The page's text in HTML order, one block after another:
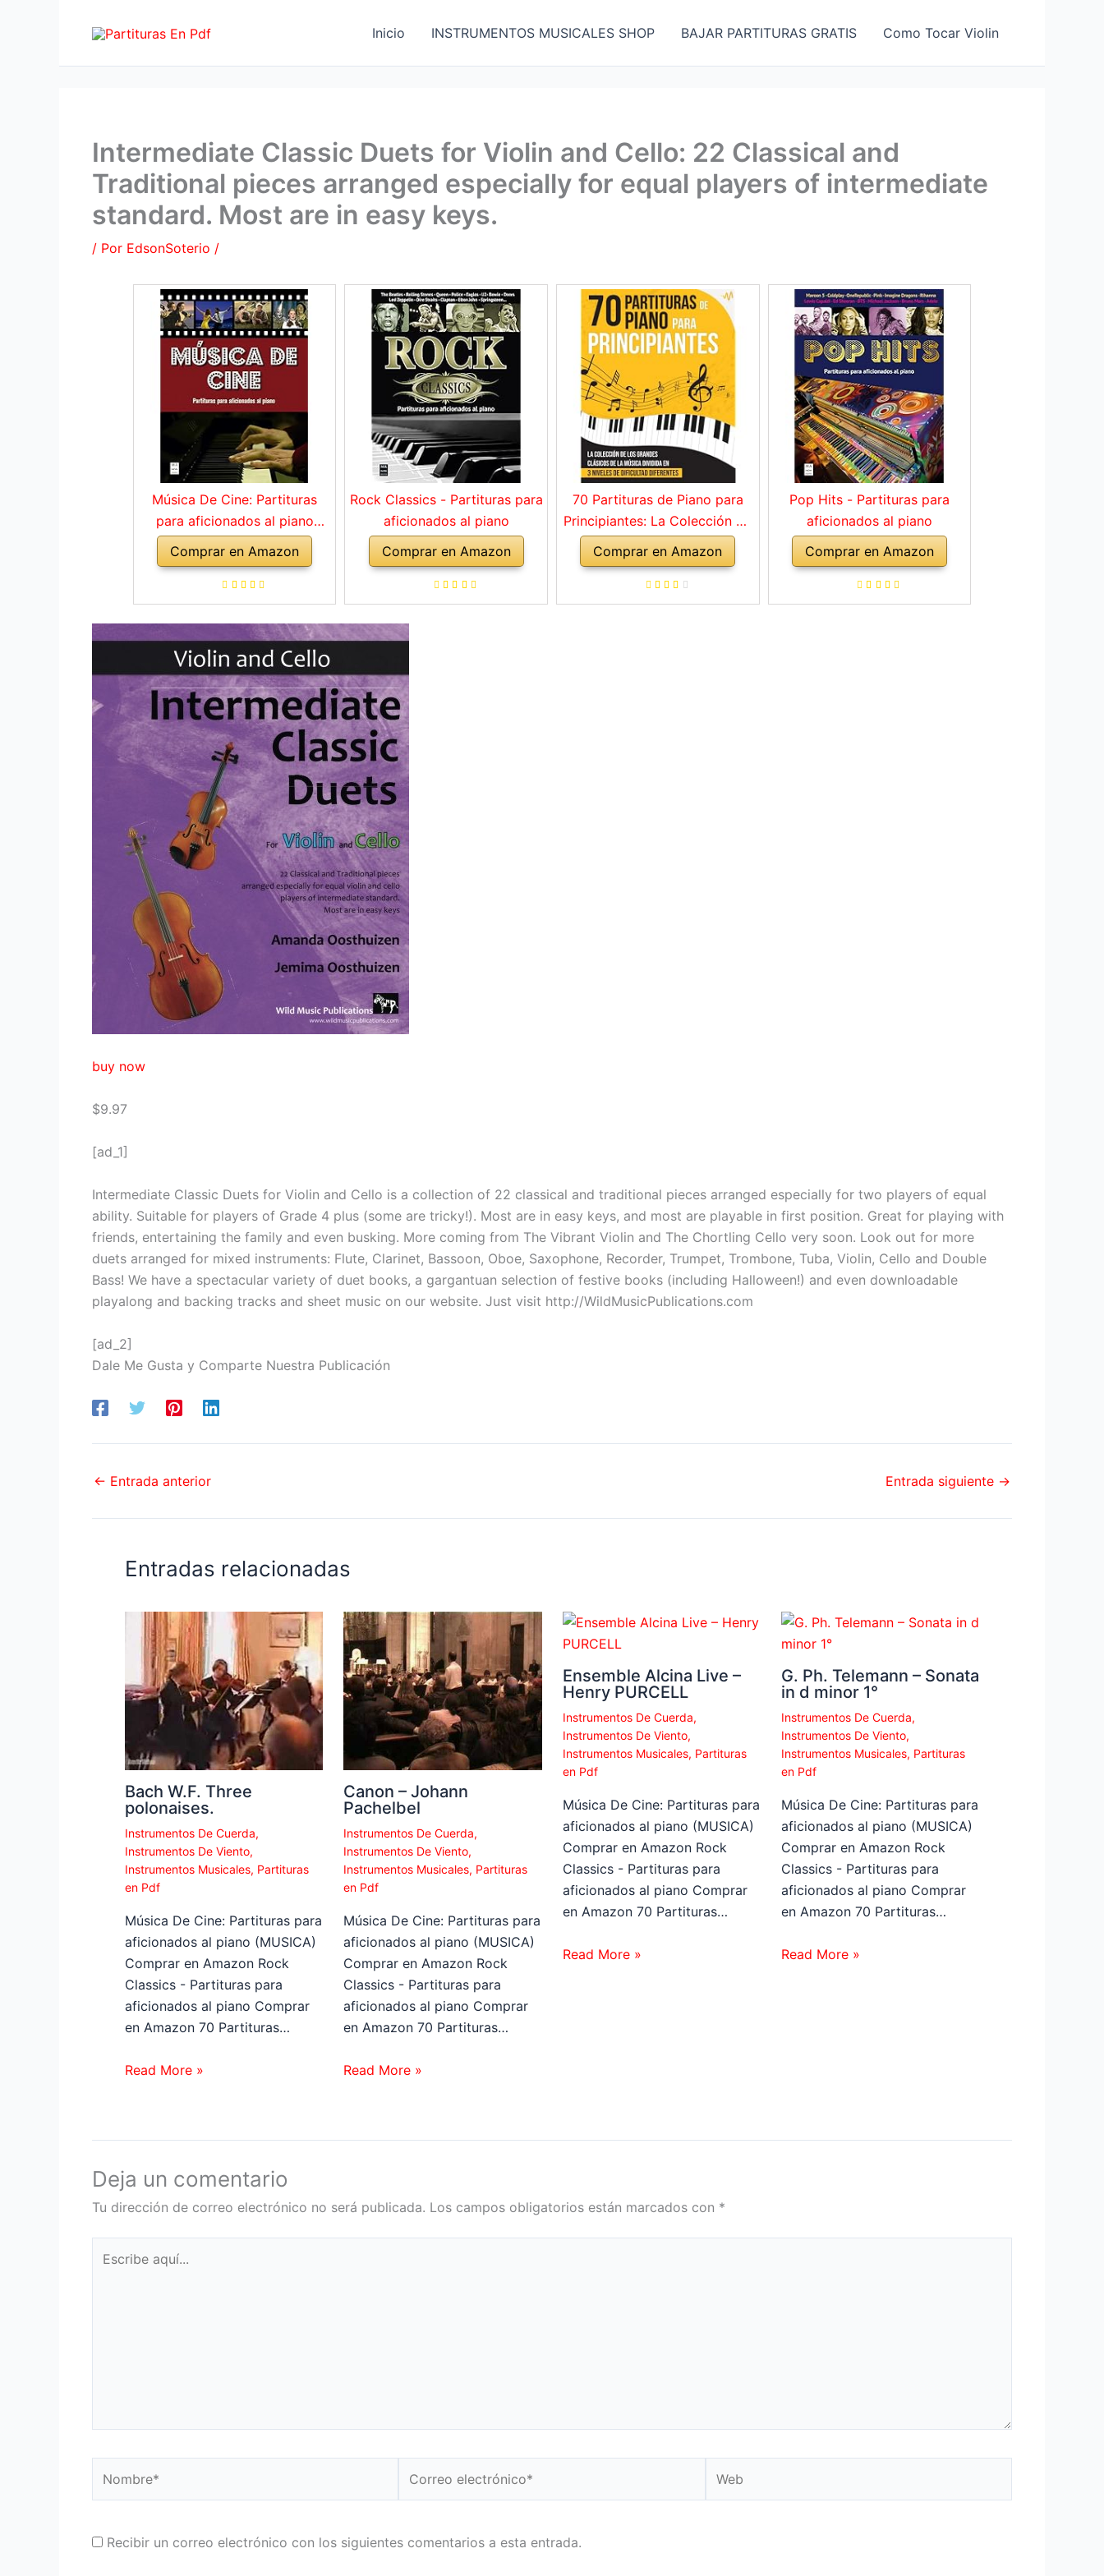
Inicio INSTRUMENTOS MUSICALES SHOP BAJAR PARTITURAS GRATIS Como Tocar Violin
Intermediate Classic Duets for Violin and Cello: 22 Classical and
Traditional pieces arranged especially for equal players of intermediate
standard. Most are in easy keys.
/ Por EdsonSoterio /
Música De Cine: Partituras
para aficionados al piano
(MUSICA)
Comprar en Amazon
Rock Classics - Partituras para
aficionados al piano
Comprar en Amazon
70 Partituras de Piano para
Principiantes: La Colección de
los Grandes Clásicos de la
Música dividida en 3 Niveles
de dificultad diferentes
Comprar en Amazon
Pop Hits - Partituras para
aficionados al piano
Comprar en Amazon
buy now
$9.97
[ad_1]
Intermediate Classic Duets for Violin and Cello is a collection of 22 classical and traditional pieces arranged especially for two players of equal
ability. Suitable for players of Grade 4 plus (some are tricky!). Most are in easy keys, and most are playable in first position. Great for playing with
friends, entertaining the family and even busking. More coming from The Vibrant Violin and The Chortling Cello very soon. Look out for more
duets arranged for mixed instruments: Flute, Clarinet, Bassoon, Oboe, Saxophone, Recorder, Trumpet, Trombone, Tuba, Violin, Cello and Double
Bass! We have a spectacular variety of duet books, a gargantuan selection of festive books (including Halloween!) and even downloadable
playalong and backing tracks and sheet music on our website. Just visit http://WildMusicPublications.com
[ad_2]
Dale Me Gusta y Comparte Nuestra Publicación
← Entrada anterior Entrada siguiente →
Entradas relacionadas
Bach W.F. Three
polonaises.
Instrumentos De Cuerda,
Instrumentos De Viento,
Instrumentos Musicales, Partituras
en Pdf
Música De Cine: Partituras para
aficionados al piano (MUSICA)
Comprar en Amazon Rock
Classics - Partituras para
aficionados al piano Comprar
en Amazon 70 Partituras…
Read More »
Canon – Johann
Pachelbel
Instrumentos De Cuerda,
Instrumentos De Viento,
Instrumentos Musicales, Partituras
en Pdf
Música De Cine: Partituras para
aficionados al piano (MUSICA)
Comprar en Amazon Rock
Classics - Partituras para
aficionados al piano Comprar
en Amazon 70 Partituras…
Read More »
Ensemble Alcina Live –
Henry PURCELL
Instrumentos De Cuerda,
Instrumentos De Viento,
Instrumentos Musicales, Partituras
en Pdf
Música De Cine: Partituras para
aficionados al piano (MUSICA)
Comprar en Amazon Rock
Classics - Partituras para
aficionados al piano Comprar
en Amazon 70 Partituras…
Read More »
G. Ph. Telemann – Sonata
in d minor 1°
Instrumentos De Cuerda,
Instrumentos De Viento,
Instrumentos Musicales, Partituras
en Pdf
Música De Cine: Partituras para
aficionados al piano (MUSICA)
Comprar en Amazon Rock
Classics - Partituras para
aficionados al piano Comprar
en Amazon 70 Partituras…
Read More »
Deja un comentario
Tu dirección de correo electrónico no será publicada. Los campos obligatorios están marcados con *
aquí...
electrónico*
Recibir un correo electrónico con los siguientes comentarios a esta entrada.